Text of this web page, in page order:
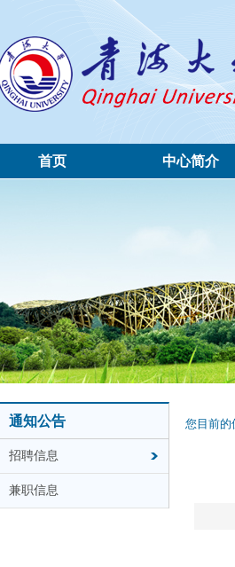
首页 中心简介
通知公告
招聘信息
兼职信息
您目前的